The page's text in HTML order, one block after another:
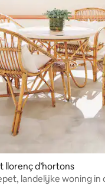
llorenç d’hortons
landelijke woning in